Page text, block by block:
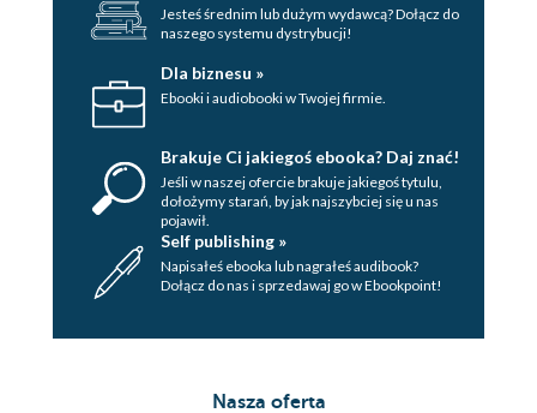
Jesteś średnim lub dużym wydawcą? Dołącz do
naszego systemu dystrybucji!
Dla biznesu »
Ebooki i audiobooki w Twojej firmie.
Brakuje Ci jakiegoś ebooka? Daj znać!
Jeśli w naszej ofercie brakuje jakiegoś tytulu,
dołożymy starań, by jak najszybciej się u nas
pojawił.
Self publishing »
Napisałeś ebooka lub nagrałeś audibook?
Dołącz do nas i sprzedawaj go w Ebookpoint!
Nasza oferta